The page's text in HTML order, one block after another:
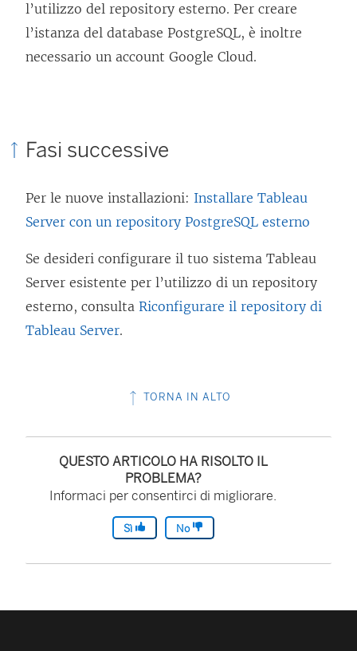
l’utilizzo del repository esterno. Per creare
l’istanza del database PostgreSQL, è inoltre
necessario un account Google Cloud.
Fasi successive
Per le nuove installazioni: Installare Tableau
Server con un repository PostgreSQL esterno
Se desideri configurare il tuo sistema Tableau
Server esistente per l’utilizzo di un repository
esterno, consulta Riconfigurare il repository di
Tableau Server.
TORNA IN ALTO
QUESTO ARTICOLO HA RISOLTO IL
PROBLEMA?
Informaci per consentirci di migliorare.
Sì No